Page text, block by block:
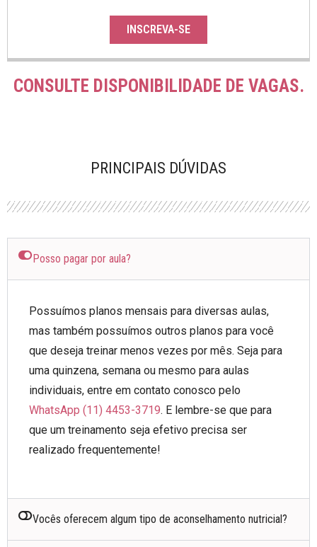
INSCREVA-SE
CONSULTE DISPONIBILIDADE DE VAGAS.
PRINCIPAIS DÚVIDAS
Posso pagar por aula?
Possuímos planos mensais para diversas aulas,
mas também possuímos outros planos para você
que deseja treinar menos vezes por mês. Seja para
uma quinzena, semana ou mesmo para aulas
individuais, entre em contato conosco pelo
WhatsApp (11) 4453-3719. E lembre-se que para
que um treinamento seja efetivo precisa ser
realizado frequentemente!
Vocês oferecem algum tipo de aconselhamento nutricial?